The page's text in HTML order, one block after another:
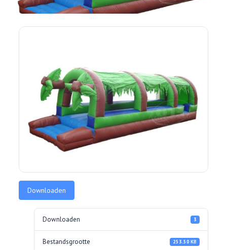
Downloaden
Downloaden 3
Bestandsgrootte 253.50 KB